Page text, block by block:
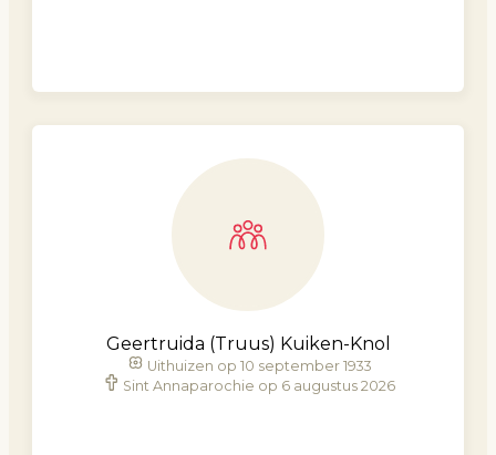
Geertruida (Truus) Kuiken-Knol
Uithuizen op 10 september 1933
Sint Annaparochie op 6 augustus 2026